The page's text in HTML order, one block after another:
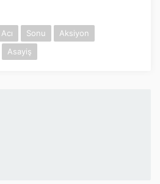
Acı Sonu
Aksiyon
Asayiş